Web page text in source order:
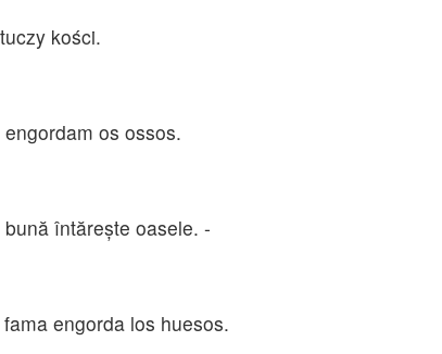
kości.
os ossos.
întăreşte oasele. -
engorda los huesos.